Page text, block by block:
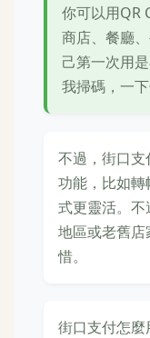
你可以用QR
商店、餐廳
己第一次用
我掃碼，一
不過，街口
功能，比如
式更靈活。
地區或老舊
惜。
街口支付怎